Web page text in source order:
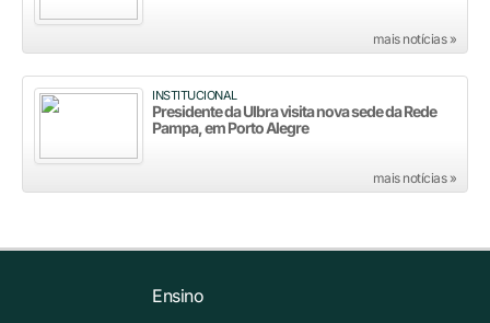
mais notícias »
INSTITUCIONAL
Presidente da Ulbra visita nova sede da Rede
Pampa, em Porto Alegre
mais notícias »
Ensino